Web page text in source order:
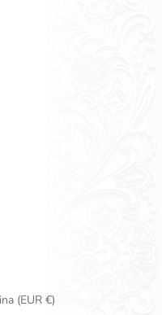
(EUR €)